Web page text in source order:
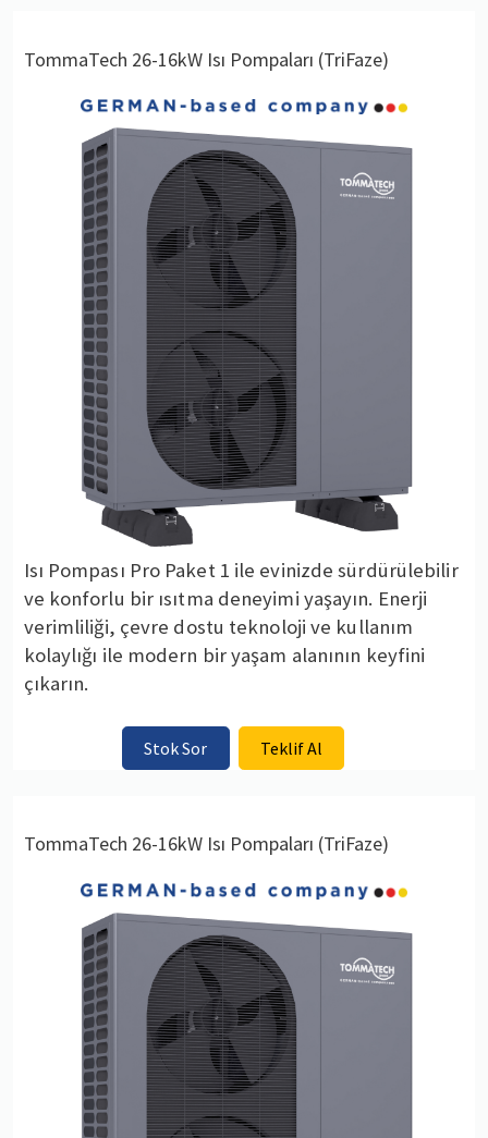
TommaTech 26-16kW Isı Pompaları (TriFaze)
Isı Pompası Pro Paket 1 ile evinizde sürdürülebilir
ve konforlu bir ısıtma deneyimi yaşayın. Enerji
verimliliği, çevre dostu teknoloji ve kullanım
kolaylığı ile modern bir yaşam alanının keyfini
çıkarın.
Stok Sor Teklif Al
TommaTech 26-16kW Isı Pompaları (TriFaze)